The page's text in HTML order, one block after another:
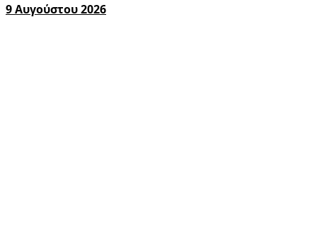
9 Αυγούστου 2026